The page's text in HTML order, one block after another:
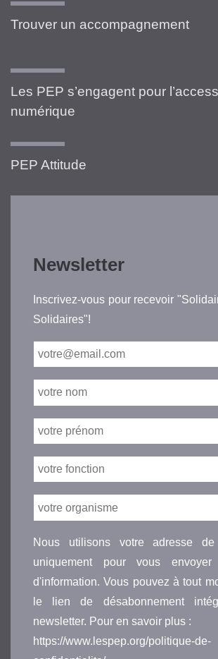
Trouver un accompagnement
Les PEP s’engagent pour
numérique
PEP Attitude
Newsletter
Inscrivez-vous pour recevoir
Solidaires"!
Nous utilisons votre adresse de
uniquement pour vous
d'information. Vous pouvez à tout
le lien de désabonnement
newsletter. Pour en savoir plus :
https://www.lespep.org/politique-de-